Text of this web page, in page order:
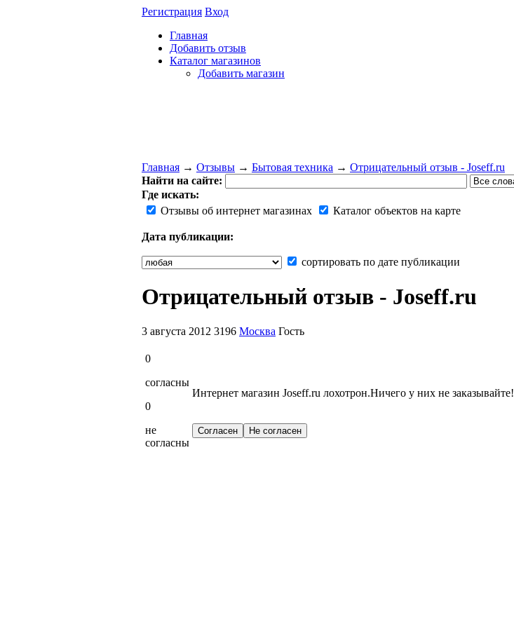
Регистрация Вход
Главная
Добавить отзыв
Каталог магазинов
Добавить магазин
Главная → Отзывы → Бытовая техника → Отрицательный отзыв - Joseff.ru
Найти на сайте:
Где искать:
Отзывы об интернет магазинах
Каталог объектов на карте
Дата публикации:
сортировать по дате публикации
Отрицательный отзыв - Joseff.ru
3 августа 2012 3196 Москва Гость
0
согласны
0
не
согласны
Интернет магазин Joseff.ru лохотрон.Ничего у них не заказывайте!